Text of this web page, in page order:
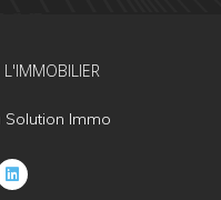
Solution Immo